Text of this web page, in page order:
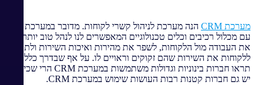
מערכת CRM
הנה מערכת לניהול קשרי לקוחות. מדובר במערכת
עם מכלול רכיבים וכלים טכנולוגיים המאפשרים לנו לנהל טוב יותר
את העבודה מול הלקוחות, לשפר את מהירות ואיכות השירות ולתת
ללקוחות את השירות שהם זקוקים וראויים לו. על אף שבדרך כלל
תראו חברות בינוניות וגדולות משתמשות במערכת CRM הרי שכיום
יש גם חברות קטנות רבות העושות שימוש במערכת CRM.